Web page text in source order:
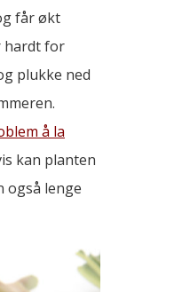
får økt
hardt for
plukke ned
å la
kan planten
også lenge